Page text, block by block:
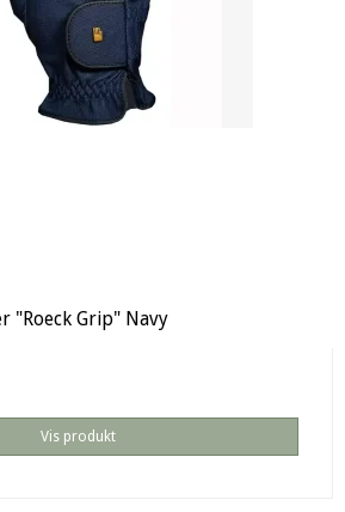
"Roeck Grip" Navy
Vis produkt